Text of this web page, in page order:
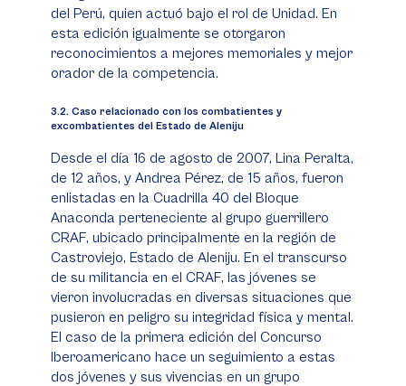
del Perú, quien actuó bajo el rol de Unidad. En
esta edición igualmente se otorgaron
reconocimientos a mejores memoriales y mejor
orador de la competencia.
3.2. Caso relacionado con los combatientes y
excombatientes del Estado de Aleniju
Desde el día 16 de agosto de 2007, Lina Peralta,
de 12 años, y Andrea Pérez, de 15 años, fueron
enlistadas en la Cuadrilla 40 del Bloque
Anaconda perteneciente al grupo guerrillero
CRAF, ubicado principalmente en la región de
Castroviejo, Estado de Aleniju. En el transcurso
de su militancia en el CRAF, las jóvenes se
vieron involucradas en diversas situaciones que
pusieron en peligro su integridad física y mental.
El caso de la primera edición del Concurso
Iberoamericano hace un seguimiento a estas
dos jóvenes y sus vivencias en un grupo